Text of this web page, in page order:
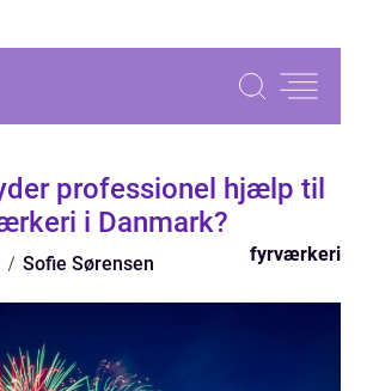
professionel hjælp til
i Danmark?
Sofie Sørensen fyrværkeri